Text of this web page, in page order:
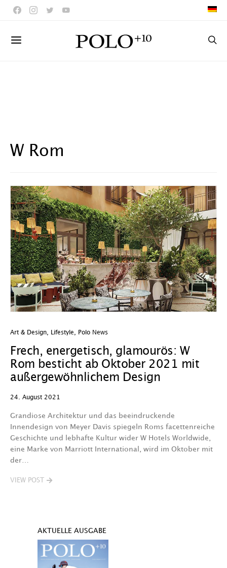
W Rom
Art & Design Lifestyle Polo News
Frech, energetisch, glamourös: W
Rom besticht ab Oktober 2021 mit
außergewöhnlichem Design
24. August 2021
Grandiose Architektur und das beeindruckende
Innendesign von Meyer Davis spiegeln Roms facettenreiche
Geschichte und lebhafte Kultur wider W Hotels Worldwide,
eine Marke von Marriott International, wird im Oktober mit
der…
VIEW POST
AKTUELLE AUSGABE